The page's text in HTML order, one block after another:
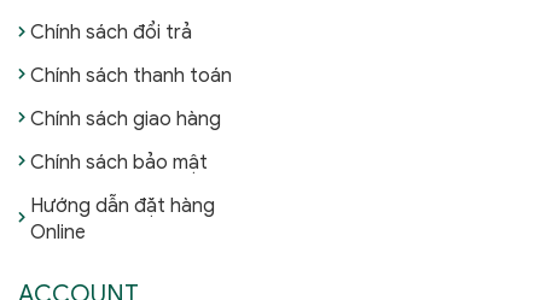
Chính sách đổi trả
Chính sách thanh toán
Chính sách giao hàng
Chính sách bảo mật
Hướng dẫn đặt hàng
Online